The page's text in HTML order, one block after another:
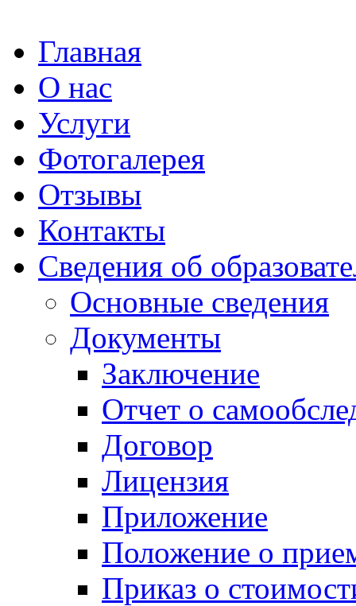
Главная
О нас
Услуги
Фотогалерея
Отзывы
Контакты
Сведения об
Основные сведения
Документы
Заключение
Отчет о
Договор
Лицензия
Приложение
Положение о
Приказ о